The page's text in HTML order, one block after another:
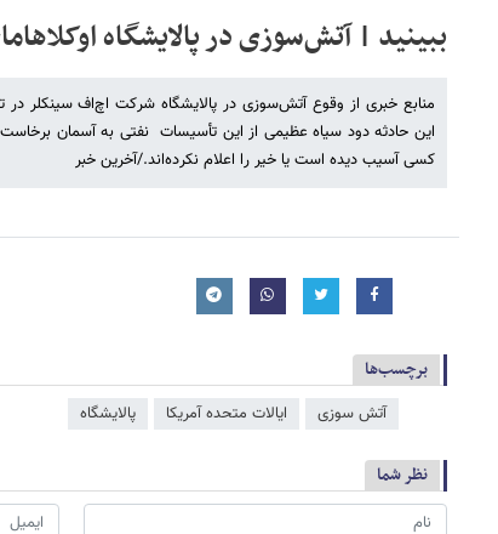
ببینید | آتش‌سوزی در پالایشگاه
منابع خبری از وقوع آتش‌سوزی در پالایشگاه شرکت اچ‌اف سینکلر در
این حادثه دود سیاه عظیمی از این تأسیسات نفتی به آسمان
کسی آسیب دیده است یا خیر را اعلام نکرده‌اند./آخرین خبر
برچسب‌ها
آتش سوزی ایالات متحده آمریکا پالایشگاه
نظر شما